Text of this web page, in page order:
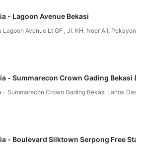
- Lagoon Avenue Bekasi
Lagoon Avenue Lt GF , Jl. KH. Noer Ali,
- Summarecon Crown Gading Bekasi
- Summarecon Crown Gading Bekasi Lantai
- Boulevard Silktown Serpong Free